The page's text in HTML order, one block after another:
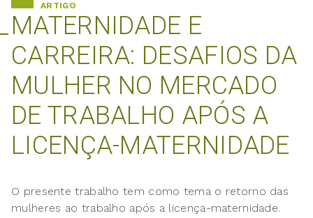
MATERNIDADE E
CARREIRA: DESAFIOS DA
MULHER NO MERCADO
DE TRABALHO APÓS A
LICENÇA-MATERNIDADE
ARTIGO
O presente trabalho tem como tema o retorno das
mulheres ao trabalho após a licença-maternidade.